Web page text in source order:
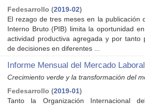
Fedesarrollo (2019-02)
El rezago de tres meses en la publicación
Interno Bruto (PIB) limita la oportunidad
actividad productiva agregada y por tanto
de decisiones en diferentes ...
Informe Mensual del Mercado
Crecimiento verde y la transformación del
Fedesarrollo (2019-01)
Tanto la Organización Internacional